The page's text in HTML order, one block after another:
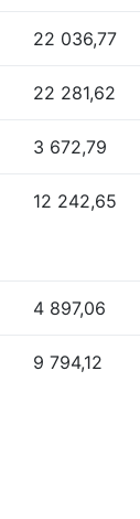
22 036,77
22 281,62
3 672,79
12 242,65
4 897,06
9 794,12